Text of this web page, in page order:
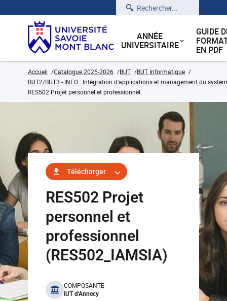
Rechercher
ANNÉE
UNIVERSITAIRE
GUIDE
EN PDF
Accueil Catalogue 2025-2026 BUT
BUT Informatique
BUT2/BUT3 - INFO : Intégration d'applications et management du
RES502 Projet personnel et professionnel
Télécharger
RES502 Projet
personnel et
professionnel
(RES502_IAMSIA)
benefits
COMPOSANTE
IUT d'Annecy